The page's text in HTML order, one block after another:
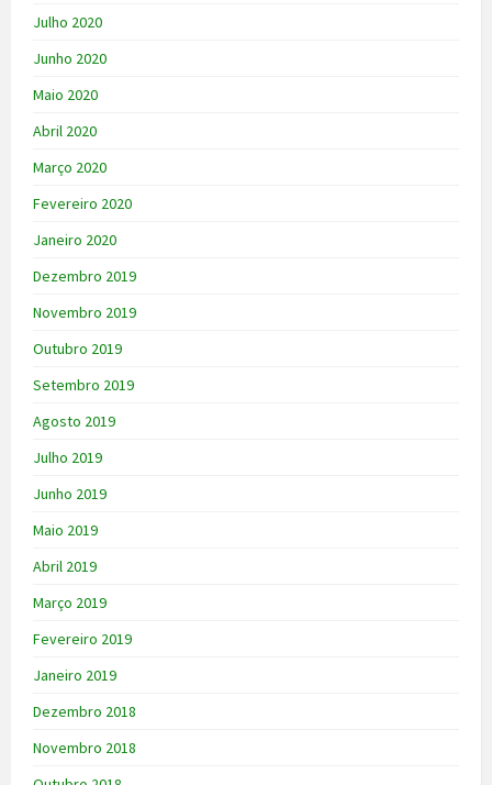
Julho 2020
Junho 2020
Maio 2020
Abril 2020
Março 2020
Fevereiro 2020
Janeiro 2020
Dezembro 2019
Novembro 2019
Outubro 2019
Setembro 2019
Agosto 2019
Julho 2019
Junho 2019
Maio 2019
Abril 2019
Março 2019
Fevereiro 2019
Janeiro 2019
Dezembro 2018
Novembro 2018